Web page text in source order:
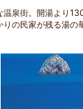
泉街。開湯より
の民家が残る湯